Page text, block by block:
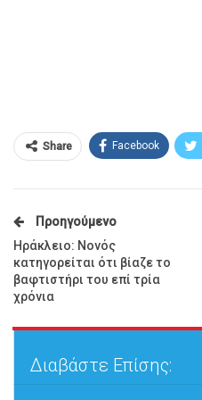
Share Facebook
Προηγούμενο
Ηράκλειο: Νονός
κατηγορείται ότι βίαζε το
βαφτιστήρι του επί τρία
χρόνια
Διαβάστε Επίσης: